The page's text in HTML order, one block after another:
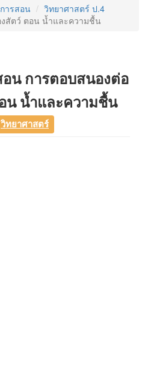
ารสอน
วิทยาศาสตร์ ป.4
งสัตว์ ตอน น้ำและความชื้น
อน การตอบสนองต่อ
น น้ำและความชื้น
วิทยาศาสตร์